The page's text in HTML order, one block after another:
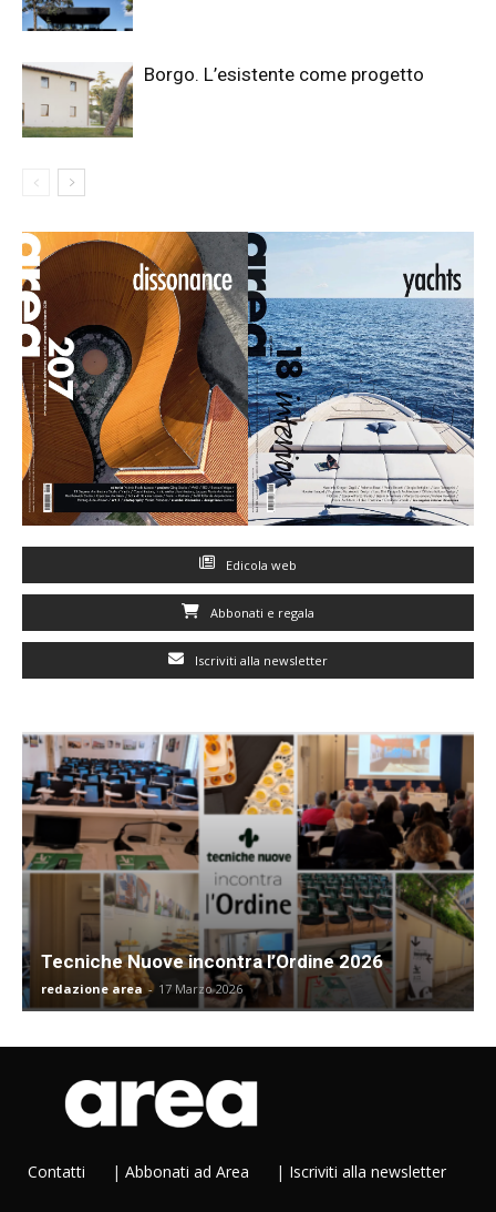
Borgo. L’esistente come progetto
Edicola web
Abbonati e regala
Iscriviti alla newsletter
Tecniche Nuove incontra l’Ordine 2026
redazione area - 17 Marzo 2026
Contatti | Abbonati ad Area | Iscriviti alla newsletter